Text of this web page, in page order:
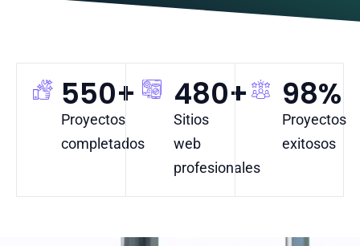
550+
Proyectos
completados
480+
Sitios
web
profesionales
98%
Proyectos
exitosos